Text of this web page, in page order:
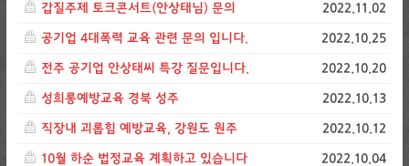
갑질주제 토크콘서트(안상태님) 문의 2022.11.02
공기업 4대폭력 교육 관련 문의 입니다. 2022.10.25
전주 공기업 안상태씨 특강 질문입니다. 2022.10.20
성희롱예방교육 경북 성주 2022.10.13
직장내 괴롭힘 예방교육, 강원도 원주 2022.10.12
10월 하순 법정교육 계획하고 있습니다 2022.10.04